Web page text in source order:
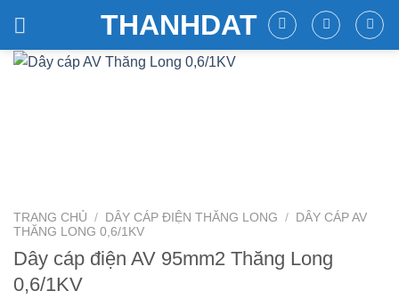
content
THANHDAT
TRANG CHỦ / DÂY CÁP ĐIỆN THĂNG LONG /
DÂY CÁP AV
THĂNG LONG 0,6/1KV
Dây cáp điện AV 95mm2 Thăng Long
0,6/1KV